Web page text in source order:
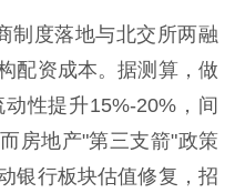
制度落地与北交所两融
配资成本。据测算，做
性提升15%-20%，间
房地产"第三支箭"政策
银行板块估值修复，招